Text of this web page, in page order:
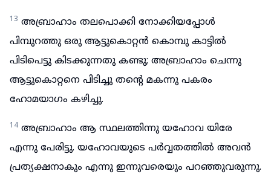
13 അബ്രാഹാം തലപൊക്കി നോക്കിയപ്പോൾ
പിമ്പുറത്തു ഒരു ആട്ടുകൊറ്റൻ കൊമ്പു കാട്ടിൽ
പിടിപെട്ടു കിടക്കുന്നതു കണ്ടു; അബ്രാഹാം ചെന്നു
ആട്ടുകൊറ്റനെ പിടിച്ചു തന്റെ മകന്നു പകരം
ഹോമയാഗം കഴിച്ചു.
14 അബ്രാഹാം ആ സ്ഥലത്തിന്നു യഹോവ യിരേ
എന്നു പേരിട്ടു. യഹോവയുടെ പർവ്വതത്തിൽ അവൻ
പ്രത്യക്ഷനാകും എന്നു ഇന്നുവരെയും പറഞ്ഞുവരുന്നു.